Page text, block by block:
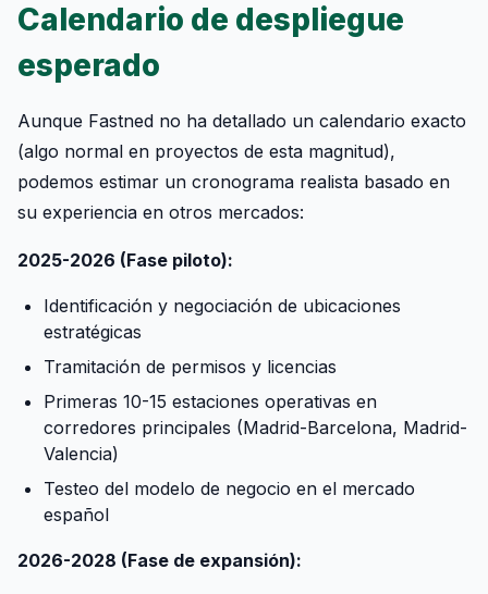
Calendario de despliegue
esperado
Aunque Fastned no ha detallado un calendario exacto
(algo normal en proyectos de esta magnitud),
podemos estimar un cronograma realista basado en
su experiencia en otros mercados:
2025-2026 (Fase piloto):
Identificación y negociación de ubicaciones
estratégicas
Tramitación de permisos y licencias
Primeras 10-15 estaciones operativas en
corredores principales (Madrid-Barcelona, Madrid-
Valencia)
Testeo del modelo de negocio en el mercado
español
2026-2028 (Fase de expansión):